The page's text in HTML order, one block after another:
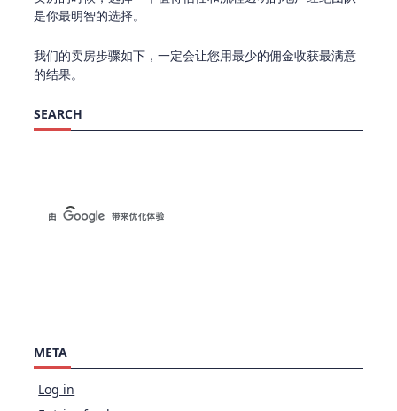
是你最明智的选择。
我们的卖房步骤如下，一定会让您用最少的佣金收获最满意
的结果。
SEARCH
META
Log in